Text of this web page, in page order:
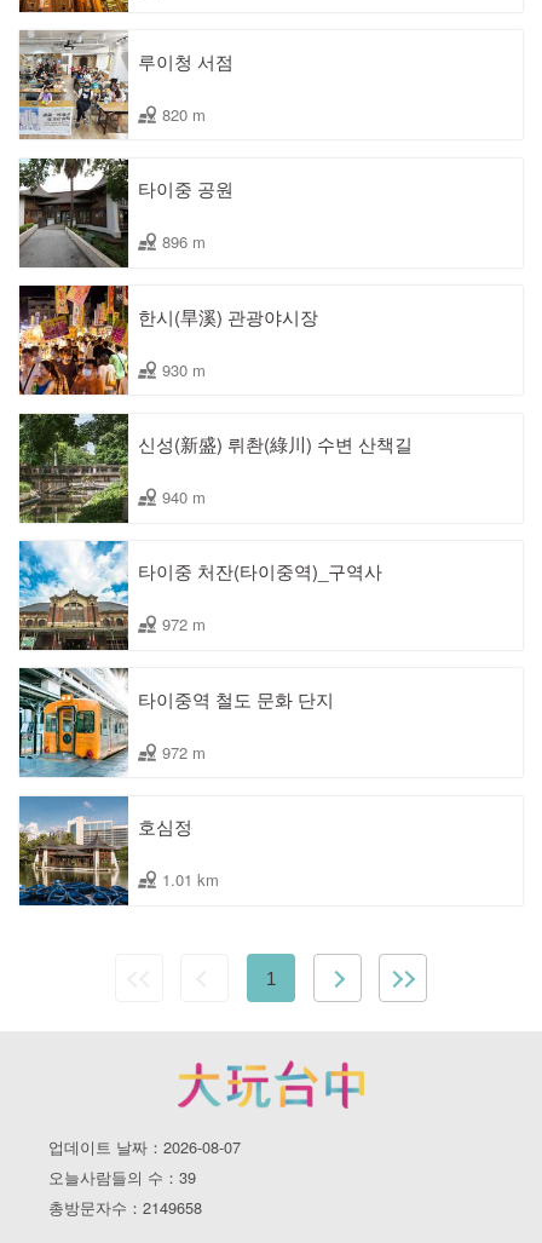
루이청 서점
820 m
타이중 공원
896 m
한시(旱溪) 관광야시장
930 m
신성(新盛) 뤼촨(綠川) 수변 산책길
940 m
타이중 처잔(타이중역)_구역사
972 m
타이중역 철도 문화 단지
972 m
호심정
1.01 km
1
업데이트 날짜：2026-08-07
오늘사람들의 수：39
총방문자수：2149658